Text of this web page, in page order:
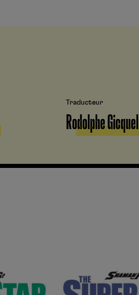
Traducteur
Rodolphe Gicquel